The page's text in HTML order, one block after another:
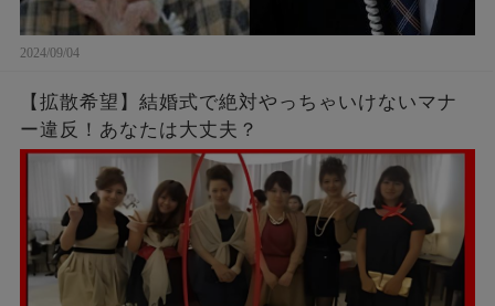
2024/09/04
【拡散希望】結婚式で絶対やっちゃいけないマナ
ー違反！あなたは大丈夫？